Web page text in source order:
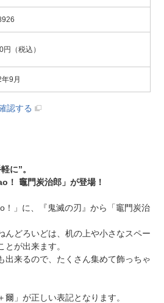
円（税込）
9月
認する
に”。
！ 竈門炭治郎」が登場！
！」に、『鬼滅の刃』から「竈門炭治
んどろいどは、机の上や小さなスペー
とが出来ます。
出来るので、たくさん集めて飾っちゃ
」が正しい表記となります。